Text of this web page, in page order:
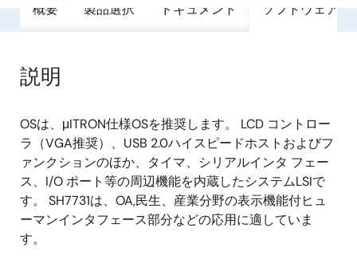
概要 製品選択 ドキュメント ソフトウェア／
説明
OSは、μITRON仕様OSを推奨します。 LCD コントロー
ラ（VGA推奨）、USB 2.0ハイスピードホストおよびフ
ァンクションのほか、タイマ、シリアルインタ フェー
ス、I/O ポート等の周辺機能を内蔵したシステムLSIで
す。 SH7731は、OA,民生、産業分野の表示機能付ヒュ
ーマンインタフェース部分などの応用に適していま
す。